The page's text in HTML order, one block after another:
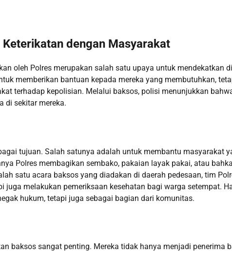
dengan Masyarakat
oleh Polres merupakan salah satu upaya untuk mendekatkan
memberikan bantuan kepada mereka yang membutuhkan,
terhadap kepolisian. Melalui baksos, polisi menunjukkan
di sekitar mereka.
tujuan. Salah satunya adalah untuk membantu masyarakat
Polres membagikan sembako, pakaian layak pakai, atau
satu acara baksos yang diadakan di daerah pedesaan, tim
juga melakukan pemeriksaan kesehatan bagi warga setempat.
hukum, tetapi juga sebagai bagian dari komunitas.
baksos sangat penting. Mereka tidak hanya menjadi penerima